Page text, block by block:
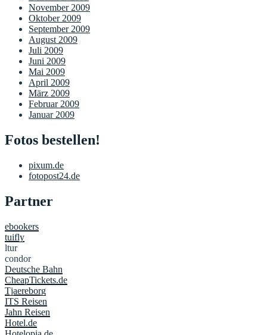
November 2009
Oktober 2009
September 2009
August 2009
Juli 2009
Juni 2009
Mai 2009
April 2009
März 2009
Februar 2009
Januar 2009
Fotos bestellen!
pixum.de
fotopost24.de
Partner
ebookers
tuifly
ltur
condor
Deutsche Bahn
CheapTickets.de
Tjaereborg
ITS Reisen
Jahn Reisen
Hotel.de